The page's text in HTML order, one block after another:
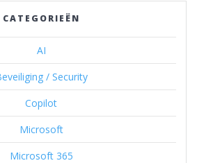
CATEGORIEËN
AI
/ Security
Copilot
Microsoft
Microsoft 365